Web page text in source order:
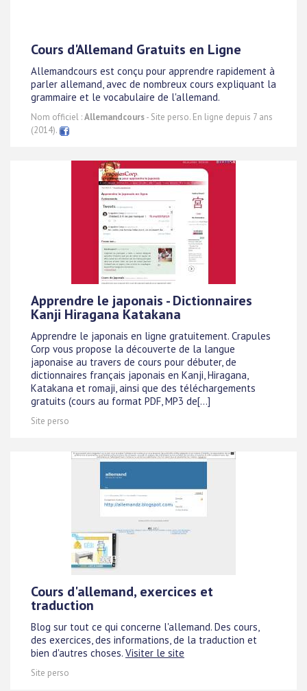
Cours d'Allemand Gratuits en Ligne
Allemandcours est conçu pour apprendre rapidement à
parler allemand, avec de nombreux cours expliquant la
grammaire et le vocabulaire de l'allemand.
Nom officiel :Allemandcours- Site perso. En ligne depuis 7 ans
(2014).
Apprendre le japonais - Dictionnaires
Kanji Hiragana Katakana
Apprendre le japonais en ligne gratuitement. Crapules
Corp vous propose la découverte de la langue
japonaise au travers de cours pour débuter, de
dictionnaires français japonais en Kanji, Hiragana,
Katakana et romaji, ainsi que des téléchargements
gratuits (cours au format PDF, MP3 de[...]
Site perso
Cours d'allemand, exercices et
traduction
Blog sur tout ce qui concerne l'allemand. Des cours,
des exercices, des informations, de la traduction et
bien d'autres choses. Visiter le site
Site perso